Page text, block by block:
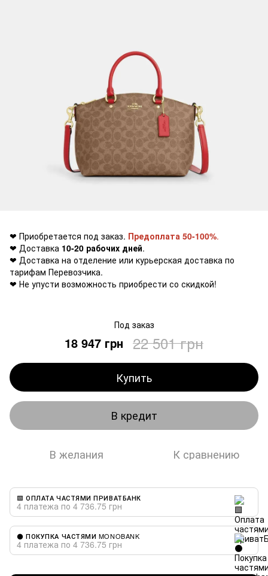
❤ Приобретается под заказ. Предоплата 50-100%.
❤ Доставка 10-20 рабочих дней.
❤ Доставка на отделение или курьерская доставка по
тарифам Перевозчика.
❤ Не упусти возможность приобрести со скидкой!
Под заказ
18 947 грн 22 501 грн
Купить
В кредит
В желания К сравнению
🟩 ОПЛАТА ЧАСТЯМИ ПРИВАТБАНК
4 платежа по 4 736.75 грн
⚫ ПОКУПКА ЧАСТЯМИ MONOBANK
4 платежа по 4 736.75 грн